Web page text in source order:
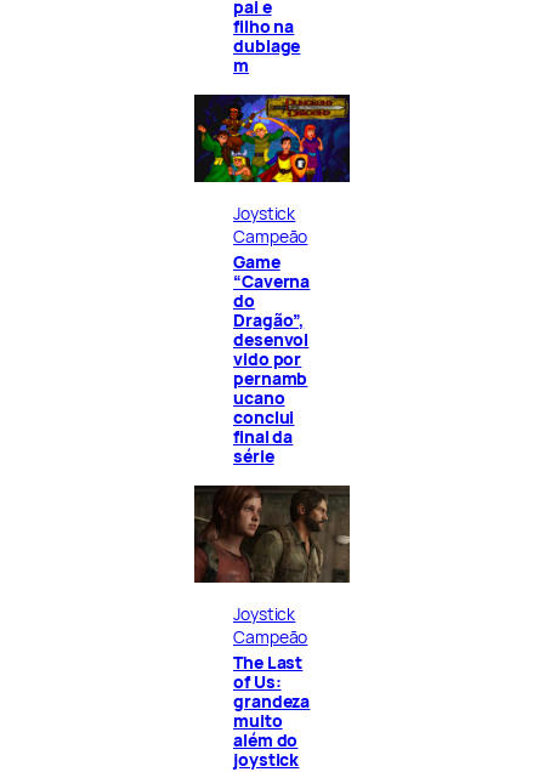
pai e
filho na
dublage
m
Joystick
Campeão
Game
“Caverna
do
Dragão”,
desenvol
vido por
pernamb
ucano
conclui
final da
série
Joystick
Campeão
The Last
of Us:
grandeza
muito
além do
joystick